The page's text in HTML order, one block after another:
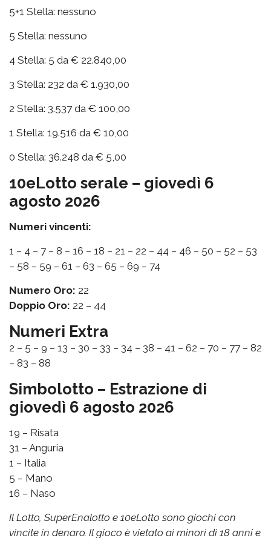
5+1 Stella: nessuno
5 Stella: nessuno
4 Stella: 5 da € 22.840,00
3 Stella: 232 da € 1.930,00
2 Stella: 3.537 da € 100,00
1 Stella: 19.516 da € 10,00
0 Stella: 36.248 da € 5,00
10eLotto serale – giovedì 6
agosto 2026
Numeri vincenti:
1 – 4 – 7 – 8 – 16 – 18 – 21 – 22 – 44 – 46 – 50 – 52 – 53
– 58 – 59 – 61 – 63 – 65 – 69 – 74
Numero Oro: 22
Doppio Oro: 22 – 44
Numeri Extra
2 – 5 – 9 – 13 – 30 – 33 – 34 – 38 – 41 – 62 – 70 – 77 – 82
– 83 – 88
Simbolotto – Estrazione di
giovedì 6 agosto 2026
19 – Risata
31 – Anguria
1 – Italia
5 – Mano
16 – Naso
Il Lotto, SuperEnalotto e 10eLotto sono giochi con
vincite in denaro. Il gioco è vietato ai minori di 18 anni e